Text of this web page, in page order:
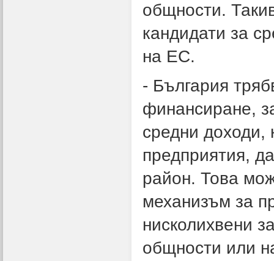
общности.
кандидати за
на ЕС.
- България
финансиране,
средни доходи,
предприятия,
район. Това
механизъм за
нисколихвени
общности или